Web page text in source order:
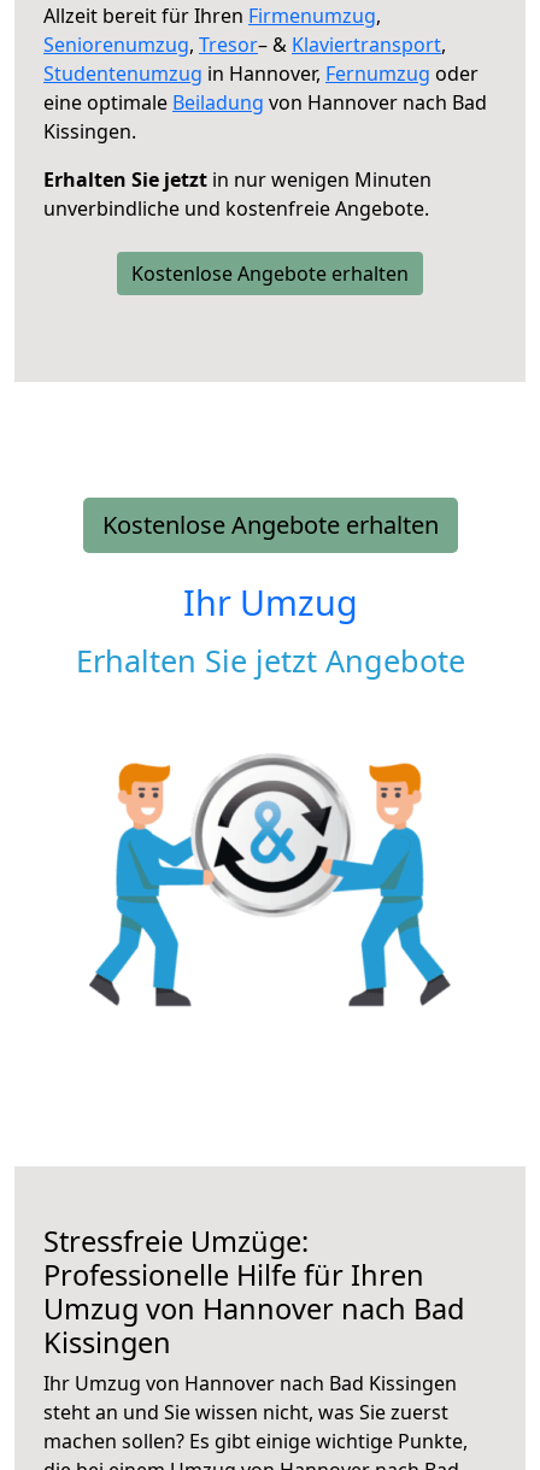
Allzeit bereit für Ihren Firmenumzug,
Seniorenumzug, Tresor– & Klaviertransport,
Studentenumzug in Hannover, Fernumzug oder
eine optimale Beiladung von Hannover nach Bad
Kissingen.
Erhalten Sie jetzt in nur wenigen Minuten
unverbindliche und kostenfreie Angebote.
Kostenlose Angebote erhalten
Kostenlose Angebote erhalten
Ihr Umzug
Erhalten Sie jetzt Angebote
Stressfreie Umzüge:
Professionelle Hilfe für Ihren
Umzug von Hannover nach Bad
Kissingen
Ihr Umzug von Hannover nach Bad Kissingen
steht an und Sie wissen nicht, was Sie zuerst
machen sollen? Es gibt einige wichtige Punkte,